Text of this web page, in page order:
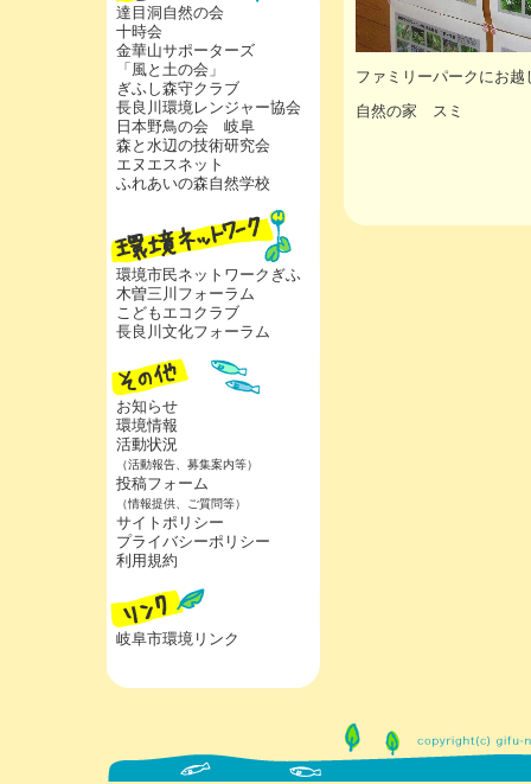
達目洞自然の会
十時会
金華山サポーターズ
「風と土の会」
ぎふし森守クラブ
長良川環境レンジャー協会
日本野鳥の会 岐阜
森と水辺の技術研究会
エヌエスネット
ふれあいの森自然学校
環境市民ネットワークぎふ
木曽三川フォーラム
こどもエコクラブ
長良川文化フォーラム
お知らせ
環境情報
活動状況
（活動報告、募集案内等）
投稿フォーム
（情報提供、ご質問等）
サイトポリシー
プライバシーポリシー
利用規約
岐阜市環境リンク
ファミリーパークにお
自然の家 スミ